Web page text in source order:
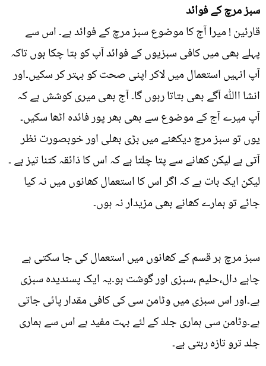
سبز مرچ کے فوائد
قارئین ! میرا آج کا موضوع سبز مرچ کے فوائد ہے۔ اس سے
پہلے بھی میں کافی سبزیوں کے فوائد آپ کو بتا چکا ہوں تاکہ
آپ انہیں استعمال میں لاکر اپنی صحت کو بہتر کر سکیں۔اور
انشا اﷲ آگے بھی بتاتا رہوں گا۔ آج بھی میری کوشش ہے کہ
آپ میرے آج کے موضوع سے بھی بھر پور فائدہ اٹھا سکیں۔
یوں تو سبز مرچ دیکھنے میں بڑی بھلی اور خوبصورت نظر
آتی ہے لیکن کھانے سے پتا چلتا ہے کہ اس کا ذائقہ کتنا تیز ہے ۔
لیکن ایک بات ہے کہ اگر اس کا استعمال کھانوں میں نہ کیا
جائے تو ہمارے کھانے بھی مزیدار نہ ہوں۔
سبز مرچ ہر قسم کے کھانوں میں استعمال کی جا سکتی ہے
چاہے دال،حلیم ،سبزی اور گوشت ہو۔یہ ایک پسندیدہ سبزی
ہے۔اور اس سبزی میں وٹامن سی کی کافی مقدار پائی جاتی
ہے۔وٹامن سی ہماری جلد کے لئے بہت مفید ہے اس سے ہماری
جلد ترو تازہ رہتی ہے۔